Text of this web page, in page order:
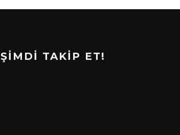
ŞİMDİ TAKİP ET!